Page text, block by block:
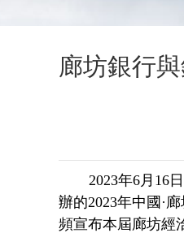
廊坊銀行
2023年6月16
辦的2023年中國·
頻宣布本屆廊坊經